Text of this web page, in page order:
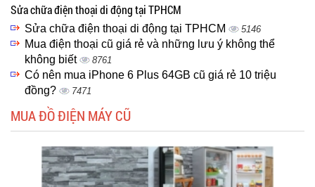
Sửa chữa điện thoại di động tại TPHCM
Sửa chữa điện thoại di động tại TPHCM 5146
Mua điện thoại cũ giá rẻ và những lưu ý không thể
không biết
8761
Có nên mua iPhone 6 Plus 64GB cũ giá rẻ 10 triệu
đồng?
7471
MUA ĐỒ ĐIỆN MÁY CŨ